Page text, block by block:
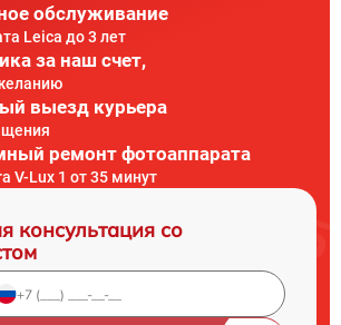
обслуживание
Leica до 3 лет
за наш счет,
выезд курьера
ремонт фотоаппарата
V-Lux 1 от 35 минут
консультация со